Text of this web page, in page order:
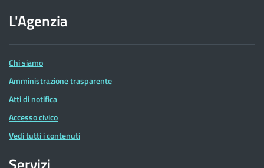
dell'Agenzia
delle
Entrate
L'Agenzia
Chi siamo
Amministrazione trasparente
Atti di notifica
Accesso civico
Vedi tutti i contenuti